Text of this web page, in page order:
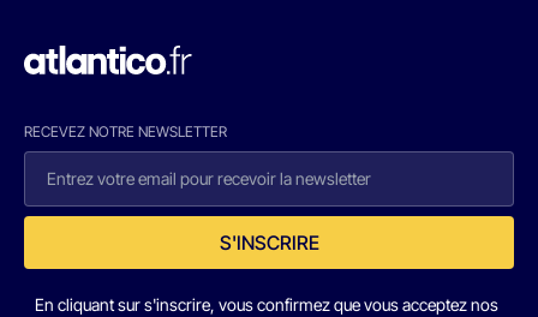
RECEVEZ NOTRE NEWSLETTER
S'INSCRIRE
En cliquant sur s'inscrire, vous confirmez que vous acceptez nos